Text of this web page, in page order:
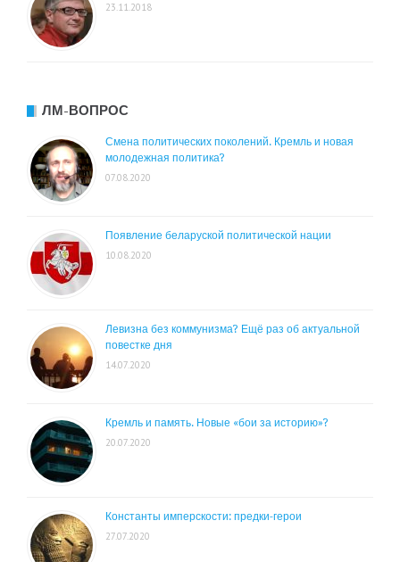
23.11.2018
ЛМ-ВОПРОС
Смена политических поколений. Кремль и новая
молодежная политика?
07.08.2020
Появление беларуской политической нации
10.08.2020
Левизна без коммунизма? Ещё раз об актуальной
повестке дня
14.07.2020
Кремль и память. Новые «бои за историю»?
20.07.2020
Константы имперскости: предки-герои
27.07.2020